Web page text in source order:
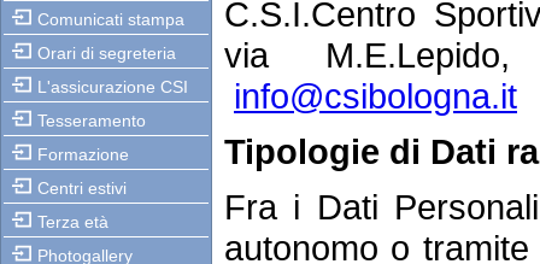
Comunicati stampa
Orari di segreteria
L'assicurazione CSI
Tesseramento
Formazione
Centri estivi
Terza età
Photogallery
C.S.I.Centro
via
info@csibologna.it
Tipologie di Dati
Fra i Dati
autonomo o